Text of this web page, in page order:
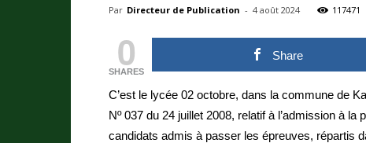
Par Directeur de Publication - 4 août 2024 117471
0
SHARES
Share
C’est le lycée 02 octobre, dans la commune de
Nº 037 du 24 juillet 2008, relatif à l’admission à
candidats admis à passer les épreuves, répartis